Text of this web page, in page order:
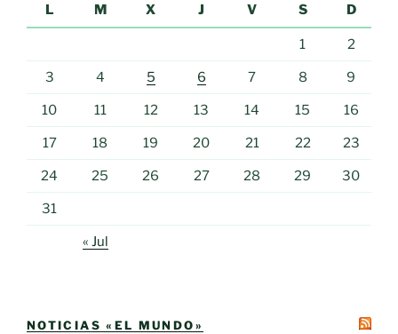
L
M X J V S D
1 2
3 4 5 6 7 8 9
10 11 12 13 14 15 16
17 18 19 20 21 22 23
24 25 26 27 28 29 30
31
« Jul
NOTICIAS «EL MUNDO»